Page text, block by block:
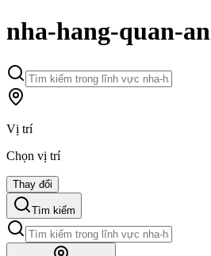
nha-hang-quan-an
Vị trí
Chọn vị trí
Thay đổi
Tìm kiếm